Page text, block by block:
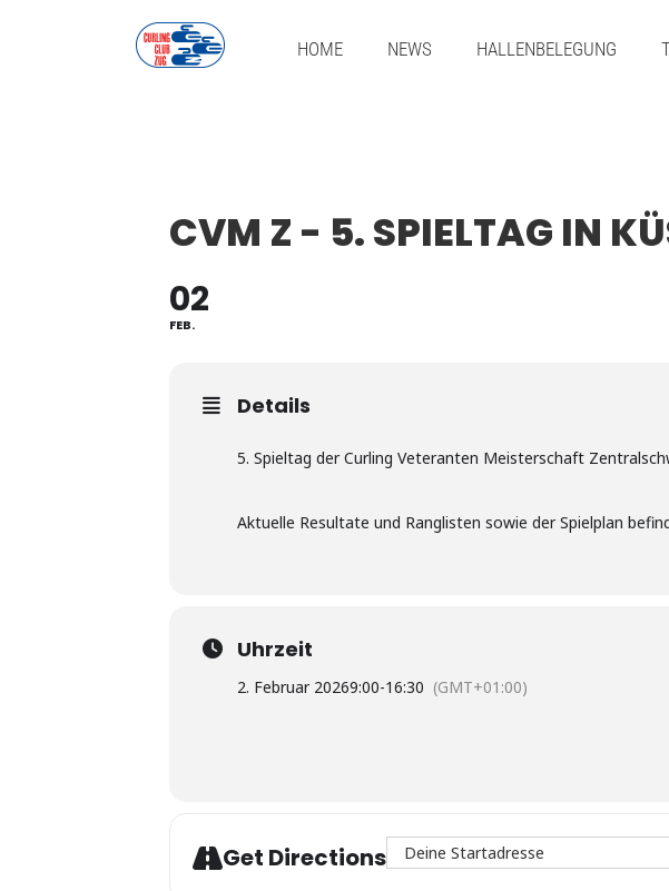
HOME NEWS HALLENBELEGUNG
CVM Z - 5. SPIELTAG IN
02
FEB.
Details
5. Spieltag der Curling Veteranten Meisterschaft
Aktuelle Resultate und Ranglisten sowie der Spielplan
Uhrzeit
2. Februar 20269:00-16:30 (GMT+01:00)
Get Directions Address - CVM Z - 5. Spieltag in